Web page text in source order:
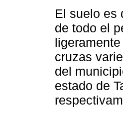
El suelo es
de todo el
cruzas
del
estado de